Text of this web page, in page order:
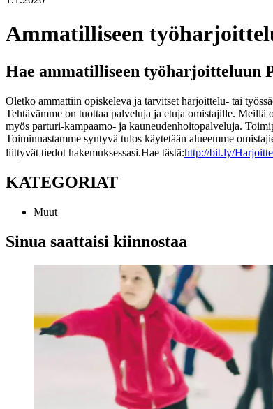
Ammatilliseen
Hae ammatilliseen työharjoitteluun
Oletko ammattiin opiskeleva ja tarvitset harjoittelu- tai
Tehtävämme on tuottaa palveluja ja etuja omistajille.
myös parturi-kampaamo- ja kauneudenhoitopalveluja.
Toiminnastamme syntyvä tulos käytetään alueemme
liittyvät tiedot hakemuksessasi.Hae tästä:http://bit.ly/
KATEGORIAT
Muut
Sinua saattaisi kiinnostaa